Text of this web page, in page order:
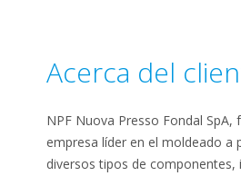
Acerca del
NPF Nuova Presso Fondal SpA,
empresa líder en el moldeado a
diversos tipos de